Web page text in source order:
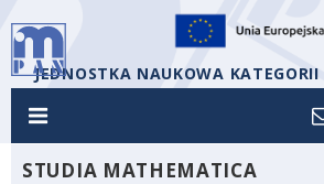
JEDNOSTKA NAUKOWA KATEGORII
STUDIA MATHEMATICA